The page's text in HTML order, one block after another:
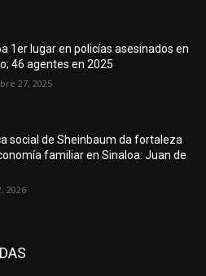
1er lugar en policías asesinados en
46 agentes en 2025
27, 2025
social de Sheinbaum da fortaleza
familiar en Sinaloa: Juan de
2026